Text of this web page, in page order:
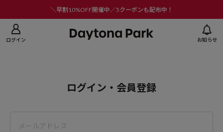
＼早割10%OFF開催中／5クーポンも配布中！
ログイン お知らせ
ログイン・会員登録